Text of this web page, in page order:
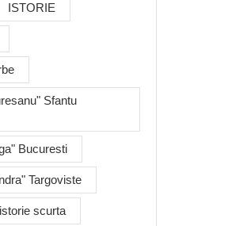
ISTORIE
Sfantu
Bucuresti
Targoviste
scurta